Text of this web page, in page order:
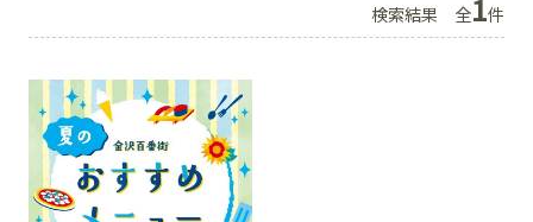
アクセス・パーキング
館内サービス
施設からのお知らせ
検索結果 全1件